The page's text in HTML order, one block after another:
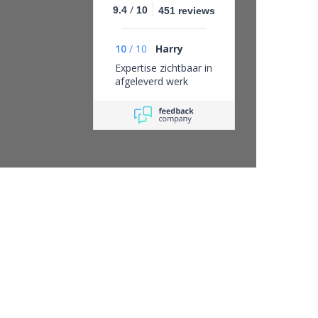
9.4 / 10 451 reviews
10 / 10
Harry
Expertise zichtbaar in
afgeleverd werk